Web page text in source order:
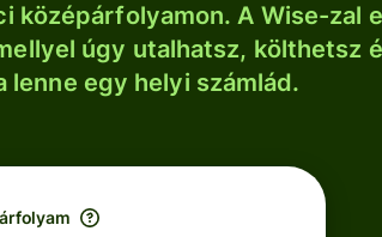
középárfolyamon. A Wise-zal
úgy utalhatsz, költhetsz
egy helyi számlád.